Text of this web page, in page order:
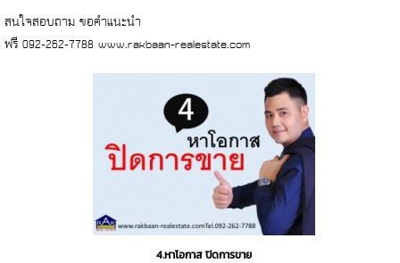
สนใจสอบถาม ขอคำแนะนำ
ฟรี 092-262-7788 www.rakbaan-realestate.com
4.หาโอกาส ปิดการขาย